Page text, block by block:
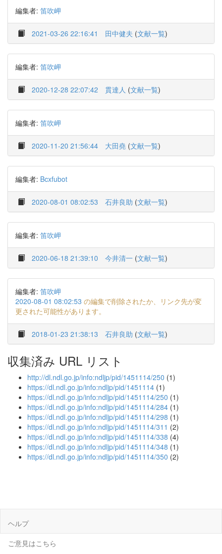
編集者: 笛吹岬
2021-03-26 22:16:41 田中健夫 (文献一覧)
編集者: 笛吹岬
2020-12-28 22:07:42 貫達人 (文献一覧)
編集者: 笛吹岬
2020-11-20 21:56:44 大田堯 (文献一覧)
編集者: Bcxfubot
2020-08-01 08:02:53 石井良助 (文献一覧)
編集者: 笛吹岬
2020-06-18 21:39:10 今井清一 (文献一覧)
編集者: 笛吹岬
2020-08-01 08:02:53 の編集で削除されたか、リンク先が変
更された可能性があります。
2018-01-23 21:38:13 石井良助 (文献一覧)
収集済み URL リスト
http://dl.ndl.go.jp/info:ndljp/pid/1451114/250 (1)
https://dl.ndl.go.jp/info:ndljp/pid/1451114 (1)
https://dl.ndl.go.jp/info:ndljp/pid/1451114/250 (1)
https://dl.ndl.go.jp/info:ndljp/pid/1451114/284 (1)
https://dl.ndl.go.jp/info:ndljp/pid/1451114/298 (1)
https://dl.ndl.go.jp/info:ndljp/pid/1451114/311 (2)
https://dl.ndl.go.jp/info:ndljp/pid/1451114/338 (4)
https://dl.ndl.go.jp/info:ndljp/pid/1451114/348 (1)
https://dl.ndl.go.jp/info:ndljp/pid/1451114/350 (2)
ヘルプ
ご意見はこちら